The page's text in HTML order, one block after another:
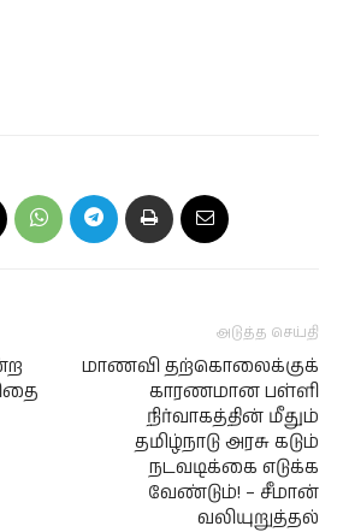
அடுத்த செய்தி
மாணவி தற்கொலைக்குக்
காரணமான பள்ளி
நிர்வாகத்தின் மீதும்
தமிழ்நாடு அரசு கடும்
நடவடிக்கை எடுக்க
வேண்டும்! – சீமான்
வலியுறுத்தல்